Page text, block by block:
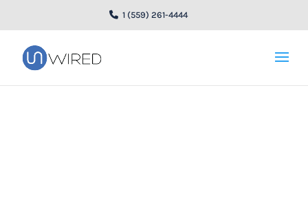
1 (559) 261-4444